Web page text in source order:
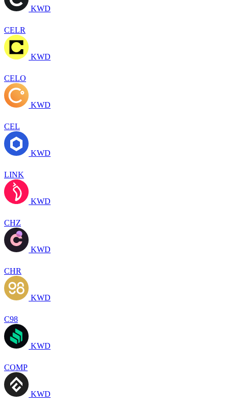
KWD
CELR
KWD
CELO
KWD
CEL
KWD
LINK
KWD
CHZ
KWD
CHR
KWD
C98
KWD
COMP
KWD